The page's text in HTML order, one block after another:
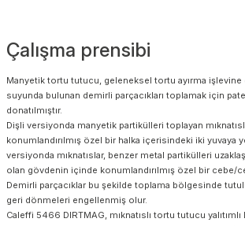
Çalışma prensibi
Manyetik tortu tutucu, geleneksel tortu ayırma
suyunda bulunan demirli parçacıkları toplamak için
donatılmıştır.
Dişli versiyonda manyetik partikülleri toplayan
konumlandırılmış özel bir halka içerisindeki iki yuvaya
versiyonda mıknatıslar, benzer metal partikülleri
olan gövdenin içinde konumlandırılmış özel bir cebe/
Demirli parçacıklar bu şekilde toplama bölgesinde
geri dönmeleri engellenmiş olur.
Caleffi 5466 DIRTMAG, mıknatıslı tortu tutucu